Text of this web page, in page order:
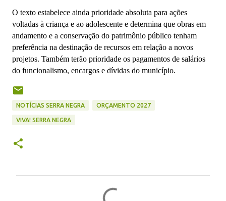
O texto estabelece ainda prioridade absoluta para ações
voltadas à criança e ao adolescente e determina que obras em
andamento e a conservação do patrimônio público tenham
preferência na destinação de recursos em relação a novos
projetos. Também terão prioridade os pagamentos de salários
do funcionalismo, encargos e dívidas do município.
NOTÍCIAS SERRA NEGRA ORÇAMENTO 2027
VIVA! SERRA NEGRA